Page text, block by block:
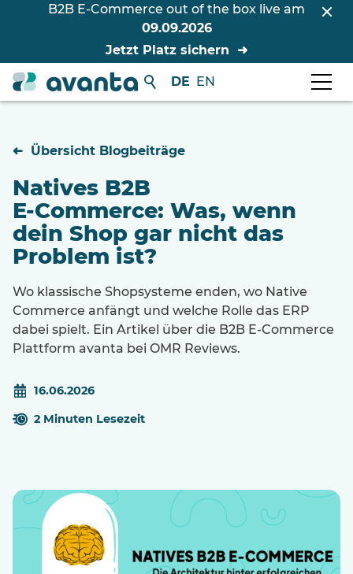
B2B E-Commerce out of the box live am
09.09.2026
Jetzt Platz sichern
DE EN
Übersicht Blogbeiträge
Natives B2B
E-Commerce: Was, wenn
dein Shop gar nicht das
Problem ist?
Wo klassische Shopsysteme enden, wo Native
Commerce anfängt und welche Rolle das ERP
dabei spielt. Ein Artikel über die B2B E-Commerce
Plattform avanta bei OMR Reviews.
16.06.2026
2 Minuten Lesezeit